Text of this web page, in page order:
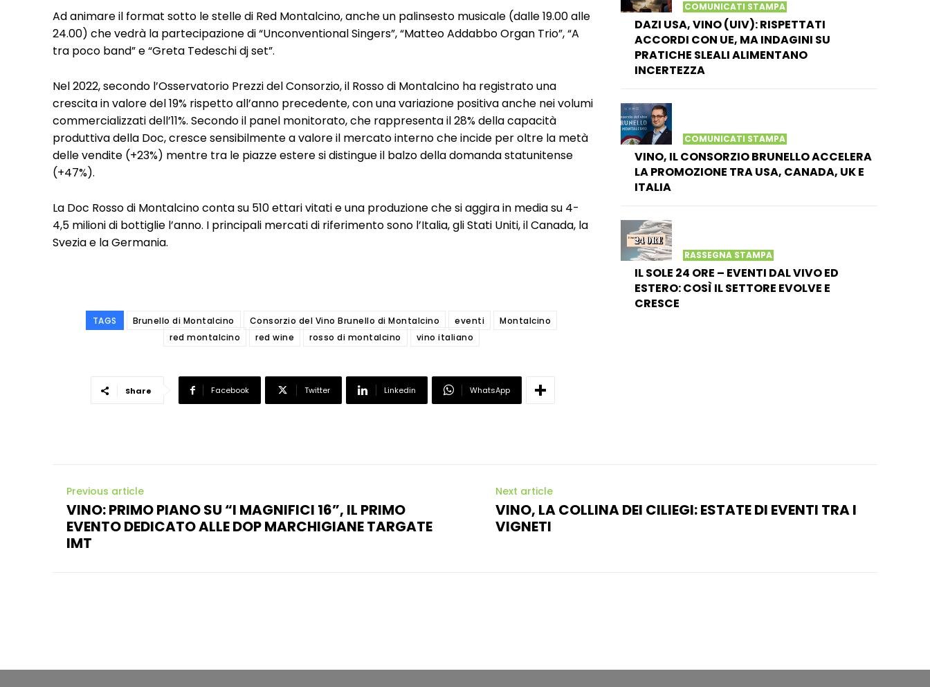
Ad animare il format sotto le stelle di Red Montalcino, anche un palinsesto musicale (dalle 19.00 alle
24.00) che vedrà la partecipazione di “Unconventional Singers”, “Matteo Addabbo Organ Trio”, “A
tra poco band” e “Greta Tedeschi dj set”.
Nel 2022, secondo l’Osservatorio Prezzi del Consorzio, il Rosso di Montalcino ha registrato una
crescita in valore del 19% rispetto all’anno precedente, con una variazione positiva anche nei volumi
commercializzati dell’11%. Secondo il panel monitorato, che rappresenta il 28% della capacità
produttiva della Doc, cresce sensibilmente a valore il mercato interno che incide per oltre la metà
delle vendite (+23%) mentre tra le piazze estere si distingue il balzo della domanda statunitense
(+47%).
La Doc Rosso di Montalcino conta su 510 ettari vitati e una produzione che si aggira in media su 4-
4,5 milioni di bottiglie l’anno. I principali mercati di riferimento sono l’Italia, gli Stati Uniti, il Canada, la
Svezia e la Germania.
TAGS Brunello di Montalcino Consorzio del Vino Brunello di Montalcino eventi
Montalcino
red montalcino
red wine rosso di montalcino vino italiano
Share Facebook Twitter Linkedin WhatsApp
COMUNICATI STAMPA
DAZI USA, VINO (UIV): RISPETTATI
ACCORDI CON UE, MA INDAGINI SU
PRATICHE SLEALI ALIMENTANO
INCERTEZZA
COMUNICATI STAMPA
VINO, IL CONSORZIO BRUNELLO ACCELERA
LA PROMOZIONE TRA USA, CANADA, UK E
ITALIA
RASSEGNA STAMPA
IL SOLE 24 ORE – EVENTI DAL VIVO ED
ESTERO: COSÌ IL SETTORE EVOLVE E
CRESCE
Previous article
VINO: PRIMO PIANO SU “I MAGNIFICI 16”, IL PRIMO
EVENTO DEDICATO ALLE DOP MARCHIGIANE TARGATE
IMT
Next article
VINO, LA COLLINA DEI CILIEGI: ESTATE DI EVENTI TRA I
VIGNETI